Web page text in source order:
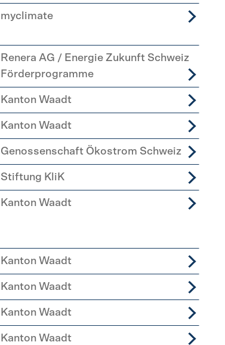
myclimate
Renera AG / Energie Zukunft Schweiz
Förderprogramme
Kanton Waadt
Kanton Waadt
Genossenschaft Ökostrom Schweiz
Stiftung KliK
Kanton Waadt
Kanton Waadt
Kanton Waadt
Kanton Waadt
Kanton Waadt